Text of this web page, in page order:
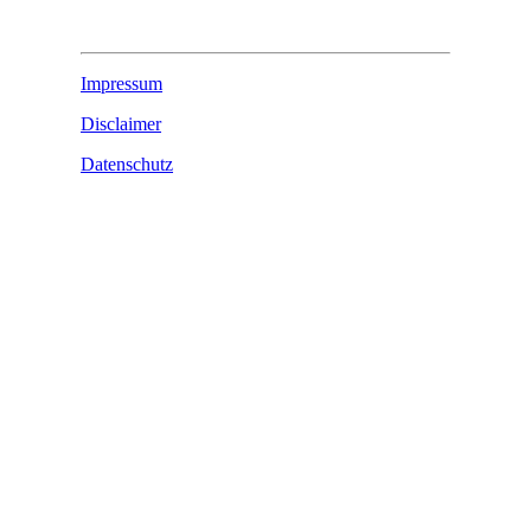
Impressum
Disclaimer
Datenschutz